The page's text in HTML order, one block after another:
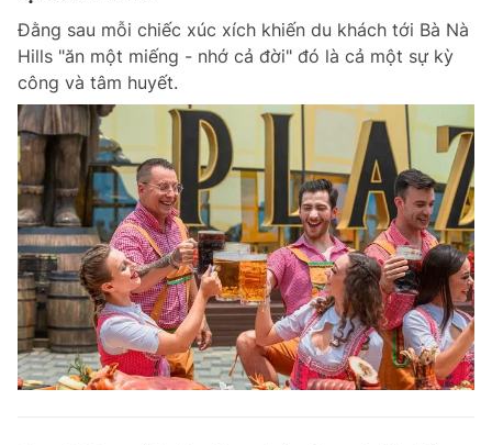
Đằng sau mỗi chiếc xúc xích khiến du khách tới Bà Nà
Hills "ăn một miếng - nhớ cả đời" đó là cả một sự kỳ
công và tâm huyết.